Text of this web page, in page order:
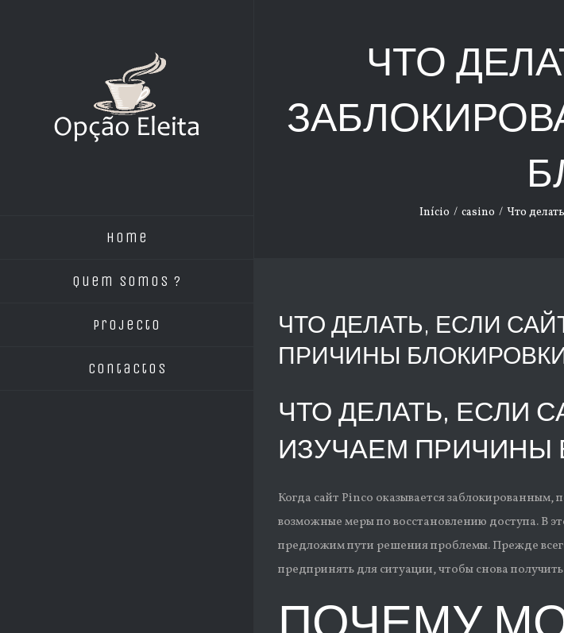
Home
Quem Somos ?
Projecto
Contactos
ЧТО
Início / casino / Что
ЧТО ДЕЛАТЬ, ЕСЛИ
ПРИЧИНЫ
ЧТО ДЕЛАТЬ, ЕСЛИ
ИЗУЧАЕМ ПРИЧИНЫ
Когда сайт Pinco оказывается заблокированным,
возможные меры по восстановлению доступа. В
предложим пути решения проблемы. Прежде
предпринять для ситуации, чтобы снова